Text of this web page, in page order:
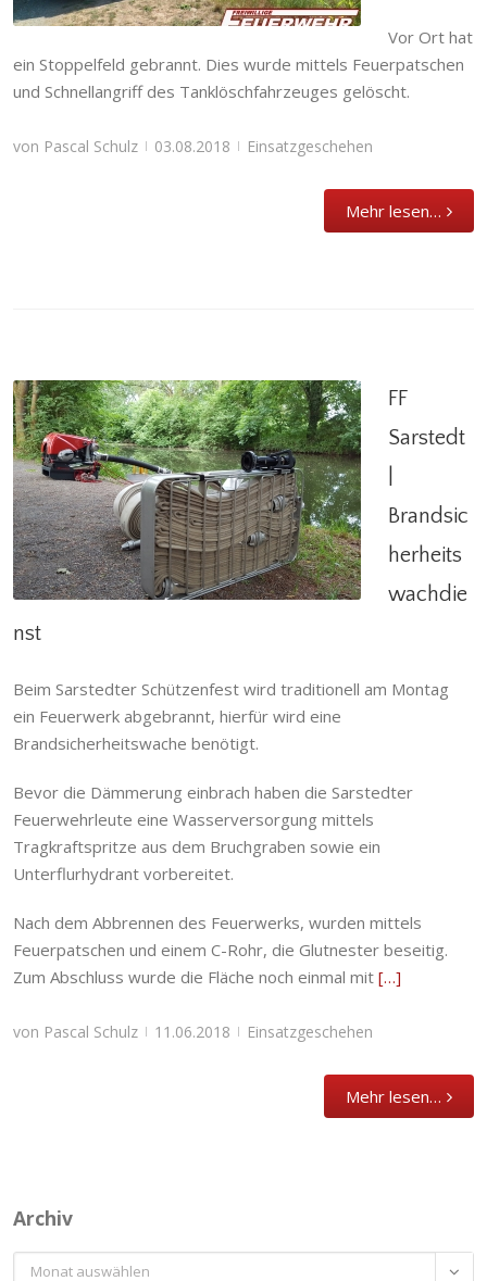
Vor Ort hat
ein Stoppelfeld gebrannt. Dies wurde mittels Feuerpatschen
und Schnellangriff des Tanklöschfahrzeuges gelöscht.
von Pascal Schulz | 03.08.2018 | Einsatzgeschehen
Mehr lesen…
FF Sarstedt | Brandsicherheitswachdienst
Einsatzgeschehen
FF
Sarstedt
Brandsic
herheits
wachdie
nst
Beim Sarstedter Schützenfest wird traditionell am Montag
ein Feuerwerk abgebrannt, hierfür wird eine
Brandsicherheitswache benötigt.
Bevor die Dämmerung einbrach haben die Sarstedter
Feuerwehrleute eine Wasserversorgung mittels
Tragkraftspritze aus dem Bruchgraben sowie ein
Unterflurhydrant vorbereitet.
Nach dem Abbrennen des Feuerwerks, wurden mittels
Feuerpatschen und einem C-Rohr, die Glutnester beseitig.
Zum Abschluss wurde die Fläche noch einmal mit […]
von Pascal Schulz | 11.06.2018 | Einsatzgeschehen
Mehr lesen…
Archiv
Archiv 